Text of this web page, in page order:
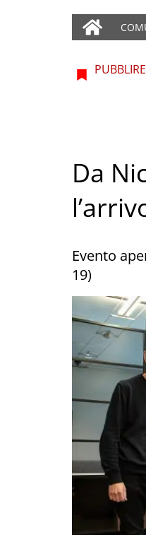
Da
Evento
19)